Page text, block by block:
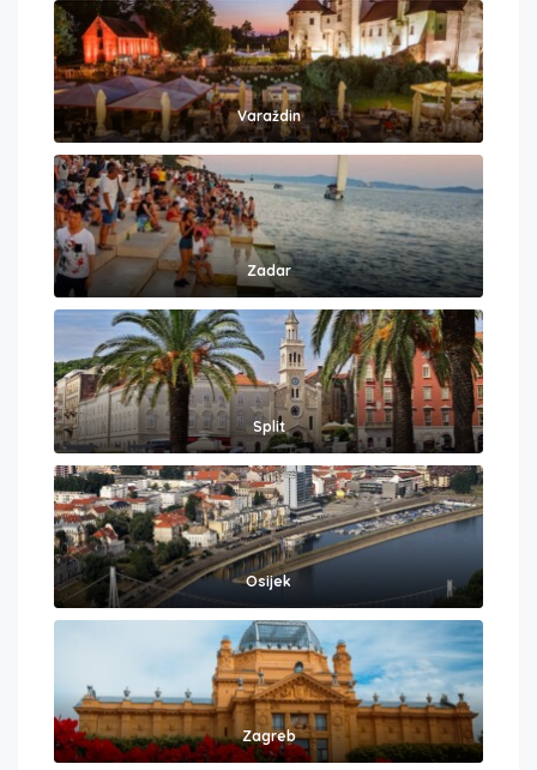
Varaždin
Zadar
Split
Osijek
Zagreb